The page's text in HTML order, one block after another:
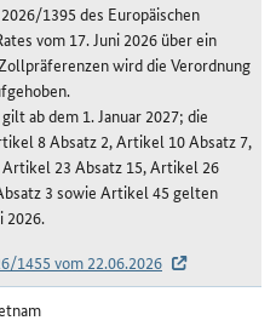
1395 des Europäischen
vom 17. Juni 2026 über ein
wird die Verordnung
ab dem 1. Januar 2027; die
8 Absatz 2, Artikel 10 Absatz 7,
23 Absatz 15, Artikel 26
3 sowie Artikel 45 gelten
2026.
1455 vom 22.06.2026